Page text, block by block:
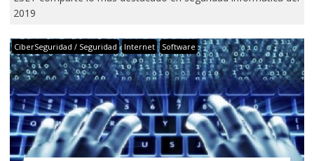
2019
CiberSeguridad / Seguridad Internet Software